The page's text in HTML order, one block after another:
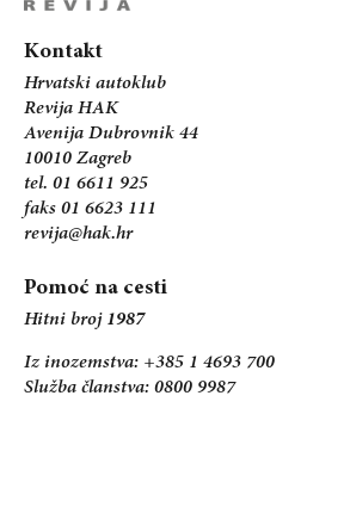
Kontakt
Hrvatski autoklub
Revija HAK
Avenija Dubrovnik 44
10010 Zagreb
tel. 01 6611 925
faks 01 6623 111
revija@hak.hr
Pomoć na cesti
Hitni broj 1987
Iz inozemstva: +385 1 4693 700
Služba članstva: 0800 9987